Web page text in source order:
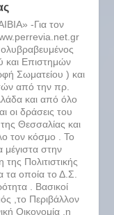
-Για τον
και Επιστημών
Σωματείου ) και
από την πρ.
και από όλο
οι δράσεις του
Θεσσαλίας και
τον κόσμο . Το
μέγιστα στην
Πολιτιστικής
οποία το Δ.Σ.
. Βασικοί
,το Περιβάλλον
Οικονομία ,η